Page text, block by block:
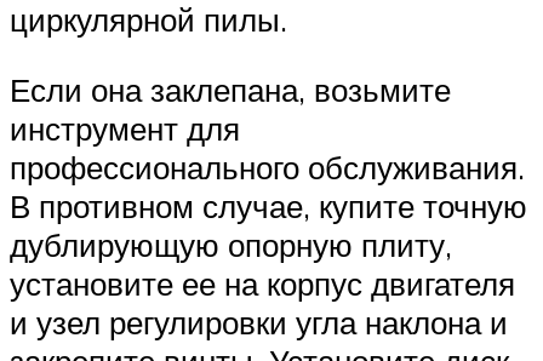
циркулярной пилы.
Если она заклепана, возьмите
инструмент для
профессионального обслуживания.
В противном случае, купите точную
дублирующую опорную плиту,
установите ее на корпус двигателя
и узел регулировки угла наклона и